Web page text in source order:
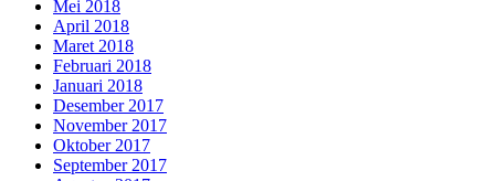
Mei 2018
April 2018
Maret 2018
Februari 2018
Januari 2018
Desember 2017
November 2017
Oktober 2017
September 2017